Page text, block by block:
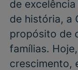
de
de história, a
propósito de
famílias.
crescimento,